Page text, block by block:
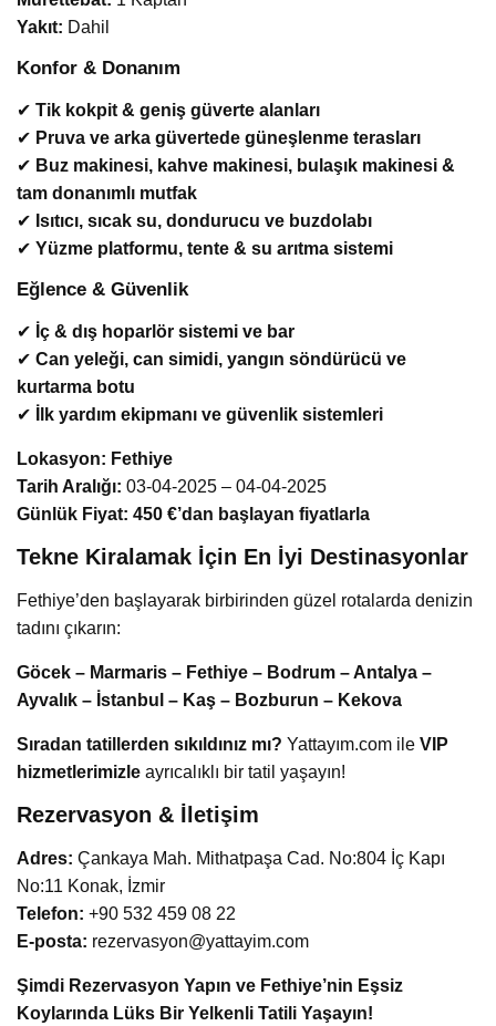
Yakıt: Dahil
Konfor & Donanım
✔ Tik kokpit & geniş güverte alanları
✔ Pruva ve arka güvertede güneşlenme terasları
✔ Buz makinesi, kahve makinesi, bulaşık makinesi &
tam donanımlı mutfak
✔ Isıtıcı, sıcak su, dondurucu ve buzdolabı
✔ Yüzme platformu, tente & su arıtma sistemi
Eğlence & Güvenlik
✔ İç & dış hoparlör sistemi ve bar
✔ Can yeleği, can simidi, yangın söndürücü ve
kurtarma botu
✔
İlk yardım ekipmanı ve güvenlik sistemleri
Lokasyon: Fethiye
Tarih Aralığı: 03-04-2025 – 04-04-2025
Günlük Fiyat: 450 €’dan başlayan fiyatlarla
Tekne Kiralamak İçin En İyi Destinasyonlar
Fethiye’den başlayarak birbirinden güzel rotalarda denizin
tadını çıkarın:
Göcek – Marmaris – Fethiye – Bodrum – Antalya –
Ayvalık – İstanbul – Kaş – Bozburun – Kekova
Sıradan tatillerden sıkıldınız mı? Yattayım.com ile VIP
hizmetlerimizle ayrıcalıklı bir tatil yaşayın!
Rezervasyon & İletişim
Adres: Çankaya Mah. Mithatpaşa Cad. No:804 İç Kapı
No:11 Konak, İzmir
Telefon: +90 532 459 08 22
E-posta: rezervasyon@yattayim.com
Şimdi Rezervasyon Yapın ve Fethiye’nin Eşsiz
Koylarında Lüks Bir Yelkenli Tatili Yaşayın!